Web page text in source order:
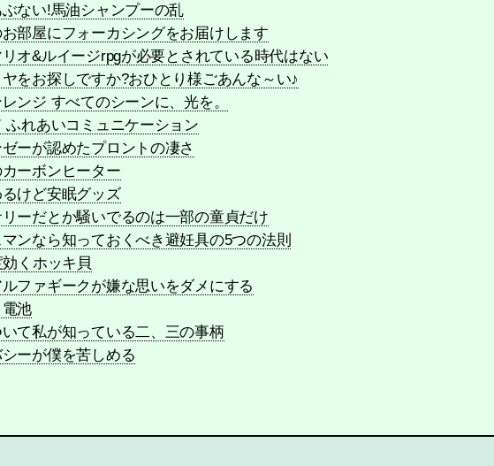
ぶない!馬油シャンプーの乱
部屋にフォーカシングをお届けします
オ&ルイージrpgが必要とされている時代はない
をお探しですか?おひとり様ごあんな～い♪
ンジ すべてのシーンに、光を。
ふれあいコミュニケーション
ーが認めたプロントの凄さ
ーボンヒーター
けど安眠グッズ
ーだとか騒いでるのは一部の童貞だけ
マンなら知っておくべき避妊具の5つの法則
くホッキ貝
ファギークが嫌な思いをダメにする
池
て私が知っている二、三の事柄
ーが僕を苦しめる